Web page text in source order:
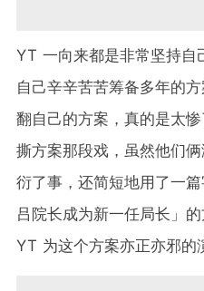
YT 一向来都是非常坚持自
自己辛辛苦苦筹备多年的
翻自己的方案，真的是太
撕方案那段戏，虽然他们
衍了事，还简短地用了一
吕院长成为新一任局长」
YT 为这个方案亦正亦邪的